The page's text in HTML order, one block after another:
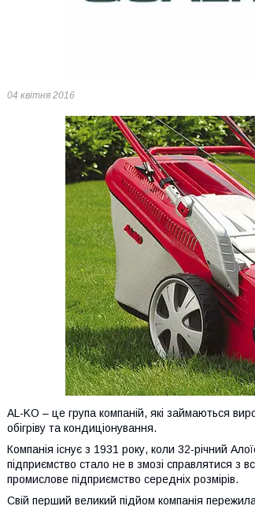
04 квітня 2016
AL-KO – це група компаній, які займаються
обігріву та кондиціонування.
Компанія існує з 1931 року, коли 32-річний
підприємство стало не в змозі справлятися з
промислове підприємство середніх розмірів.
Свій перший великий підйом компанія